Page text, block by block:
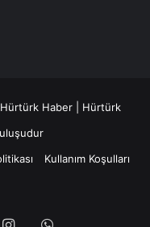
Hürtürk Haber
Hürtürk
Kullanım Koşulları